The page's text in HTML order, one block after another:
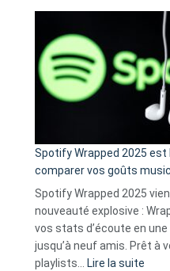
Fini
je
n’ai
pas
de
»
la
vie
Spotify Wrapped 2025 est
comparer vos goûts
Spotify Wrapped 2025
nouveauté explosive :
vos stats d’écoute en
jusqu’à neuf amis. Prêt à
playlists… Lire la suite